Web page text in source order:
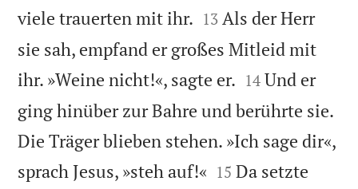
viele trauerten mit ihr. 

13 Als der Herr
sie sah, empfand er großes Mitleid mit
ihr. »Weine nicht!«, sagte er. 

14 Und er
ging hinüber zur Bahre und berührte sie.
Die Träger blieben stehen. »Ich sage dir«,
sprach Jesus, »steh auf!« 

15 Da setzte